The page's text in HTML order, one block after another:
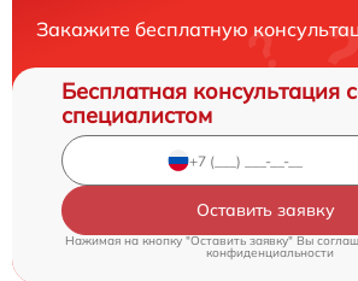
Закажите бесплатную
Бесплатная консультация
специалистом
Оставить заявку
Нажимая на кнопку "Оставить заявку" Вы
конфиденциальности